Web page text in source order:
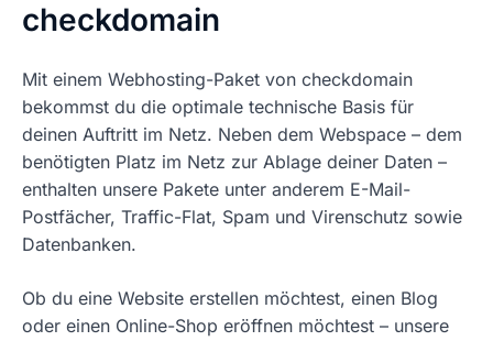
checkdomain
Mit einem Webhosting-Paket von checkdomain
bekommst du die optimale technische Basis für
deinen Auftritt im Netz. Neben dem Webspace – dem
benötigten Platz im Netz zur Ablage deiner Daten –
enthalten unsere Pakete unter anderem E-Mail-
Postfächer, Traffic-Flat, Spam und Virenschutz sowie
Datenbanken.
Ob du eine Website erstellen möchtest, einen Blog
oder einen Online-Shop eröffnen möchtest – unsere